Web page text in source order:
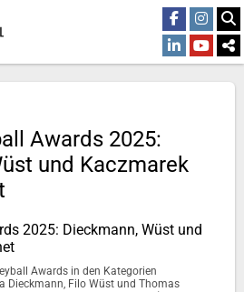
Awards 2025:
und Kaczmarek
Awards in den Kategorien
Dieckmann, Filo Wüst und Thomas